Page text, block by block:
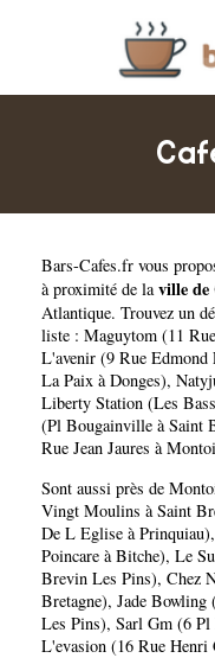
Bars-Cafes.fr vous
à proximité de laville de
Atlantique. Trouvez un
liste : Maguytom (11
L'avenir (9 Rue Edmond
La Paix à Donges),
Liberty Station (Les
(Pl Bougainville à Saint
Rue Jean Jaures à
Sont aussi près de
Vingt Moulins à Saint
De L Eglise à Prinquiau),
Poincare à Bitche), Le
Brevin Les Pins), Chez
Bretagne), Jade Bowling
Les Pins), Sarl Gm (6
L'evasion (16 Rue Henri